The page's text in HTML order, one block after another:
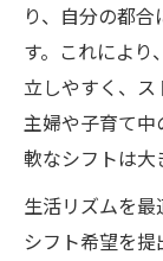
り、自分の都
す。これによ
立しやすく、ス
主婦や子育て中
軟なシフトは大
生活リズムを
シフト希望を